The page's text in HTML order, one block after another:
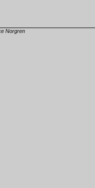
Norgren